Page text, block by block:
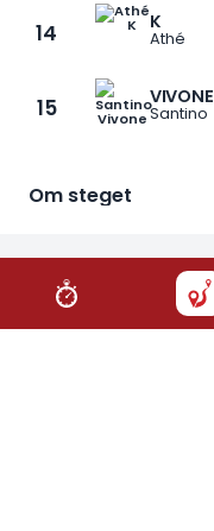
14 K
Athé
15 VIVONE
Santino
Om steget